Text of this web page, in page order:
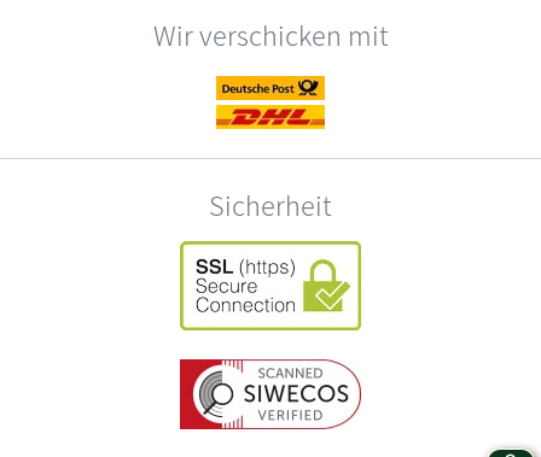
Wir verschicken mit
Sicherheit